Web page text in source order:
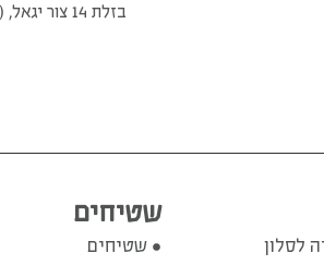
בזלת 14 צור יגאל, (ההגעה בתאום מראש)
לסלון
שטיחים
שטיחים